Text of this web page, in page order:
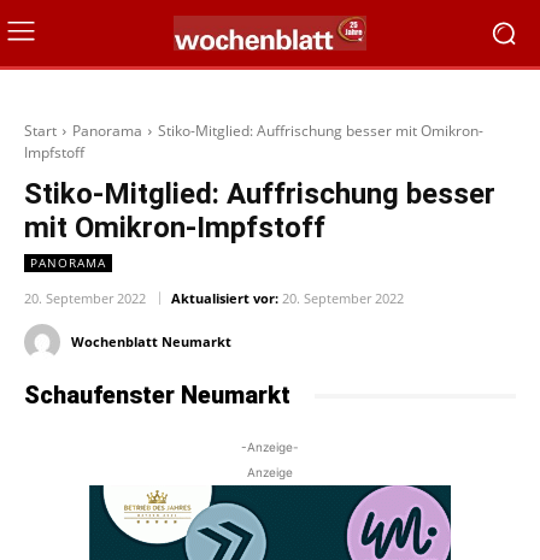
Start Panorama
Stiko-Mitglied: Auffrischung besser mit Omikron-
Impfstoff
Stiko-Mitglied: Auffrischung besser
mit Omikron-Impfstoff
PANORAMA
20. September 2022 Aktualisiert vor: 20. September 2022
Wochenblatt Neumarkt
Schaufenster Neumarkt
-Anzeige-
Anzeige